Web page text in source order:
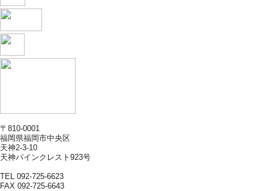
〒810-0001
福岡県福岡市中央区
天神2-3-10
天神パインクレスト923号
TEL 092-725-6623
FAX 092-725-6643